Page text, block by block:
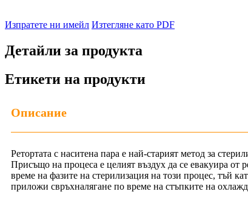
Изпратете ни имейл Изтегляне като PDF
Детайли за продукта
Етикети на продукти
Описание
Ретортата с наситена пара е най-старият метод за
Присъщо на процеса е целият въздух да се евакуира от
време на фазите на стерилизация на този процес, тъй
приложи свръхналягане по време на стъпките на